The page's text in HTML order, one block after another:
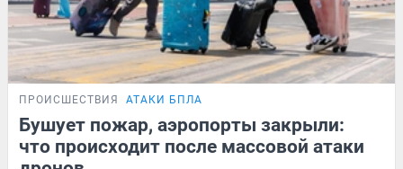
ПРОИСШЕСТВИЯ АТАКИ БПЛА
Бушует пожар, аэропорты закрыли:
что происходит после массовой атаки